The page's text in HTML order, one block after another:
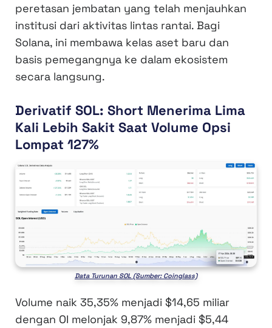
peretasan jembatan yang telah menjauhkan
institusi dari aktivitas lintas rantai. Bagi
Solana, ini membawa kelas aset baru dan
basis pemegangnya ke dalam ekosistem
secara langsung.
Derivatif SOL: Short Menerima Lima
Kali Lebih Sakit Saat Volume Opsi
Lompat 127%
Data Turunan SOL (Sumber: Coinglass)
Volume naik 35,35% menjadi $14,65 miliar
dengan OI melonjak 9,87% menjadi $5,44